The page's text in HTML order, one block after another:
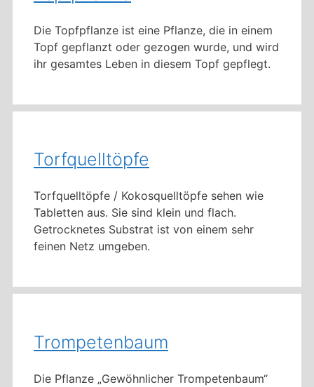
Die Topfpflanze ist eine Pflanze, die in einem
Topf gepflanzt oder gezogen wurde, und wird
ihr gesamtes Leben in diesem Topf gepflegt.
Torfquelltöpfe
Torfquelltöpfe / Kokosquelltöpfe sehen wie
Tabletten aus. Sie sind klein und flach.
Getrocknetes Substrat ist von einem sehr
feinen Netz umgeben.
Trompetenbaum
Die Pflanze „Gewöhnlicher Trompetenbaum“